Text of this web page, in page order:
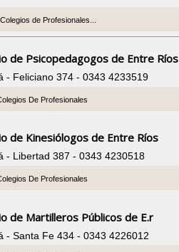
Colegios de Profesionales...
de Psicopedagogos de Entre Ríos
- Feliciano 374 - 0343 4233519
De Profesionales
de Kinesiólogos de Entre Ríos
- Libertad 387 - 0343 4230518
De Profesionales
de Martilleros Públicos de E.r
- Santa Fe 434 - 0343 4226012